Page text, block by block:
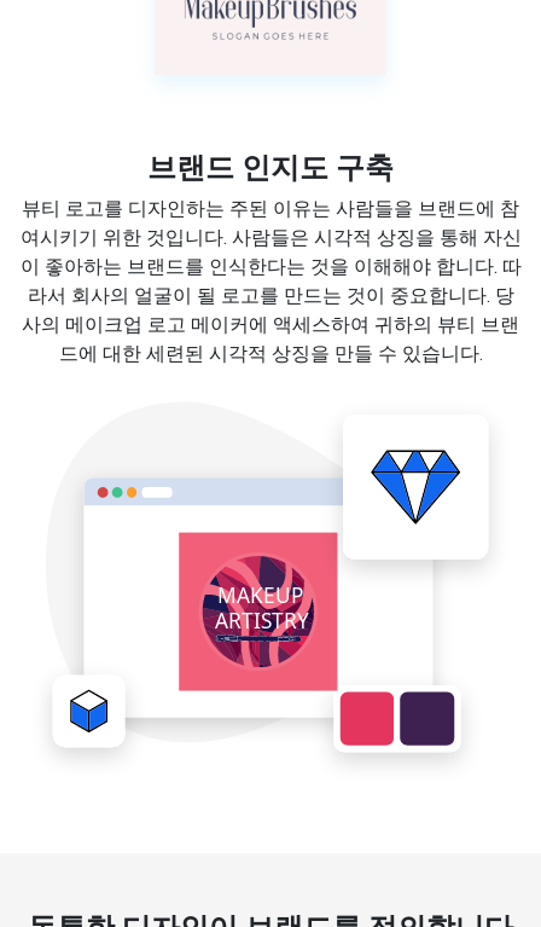
브랜드 인지도 구축
뷰티 로고를 디자인하는 주된 이유는 사람들을 브랜드에 참
여시키기 위한 것입니다. 사람들은 시각적 상징을 통해 자신
이 좋아하는 브랜드를 인식한다는 것을 이해해야 합니다. 따
라서 회사의 얼굴이 될 로고를 만드는 것이 중요합니다. 당
사의 메이크업 로고 메이커에 액세스하여 귀하의 뷰티 브랜
드에 대한 세련된 시각적 상징을 만들 수 있습니다.